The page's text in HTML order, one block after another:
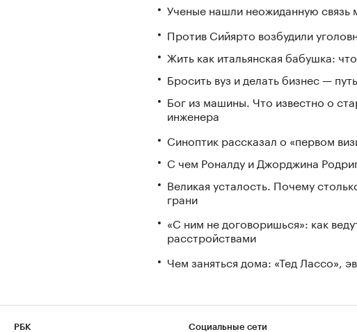
Ученые нашли неожиданную связь
Против Сийярто возбудили
Жить как итальянская бабушка:
Бросить вуз и делать бизнес —
Бог из машины. Что известно о
инженера
Синоптик рассказал о «первом
С чем Роналду и Джорджина
Великая усталость. Почему
грани
«С ним не договоришься»: как
расстройствами
Чем заняться дома: «Тед Лассо»,
РБК Социальные сети